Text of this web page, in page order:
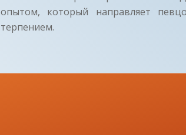
опытом, который направляет
терпением.